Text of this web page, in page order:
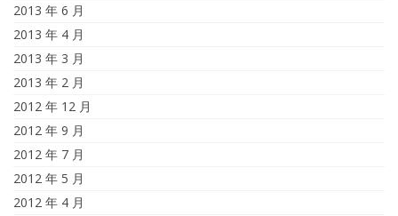
2013 年 6 月
2013 年 4 月
2013 年 3 月
2013 年 2 月
2012 年 12 月
2012 年 9 月
2012 年 7 月
2012 年 5 月
2012 年 4 月